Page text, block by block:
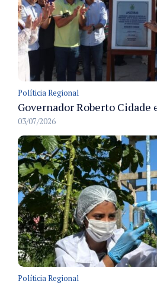
Políticia Regional
03/07/2026
Políticia Regional